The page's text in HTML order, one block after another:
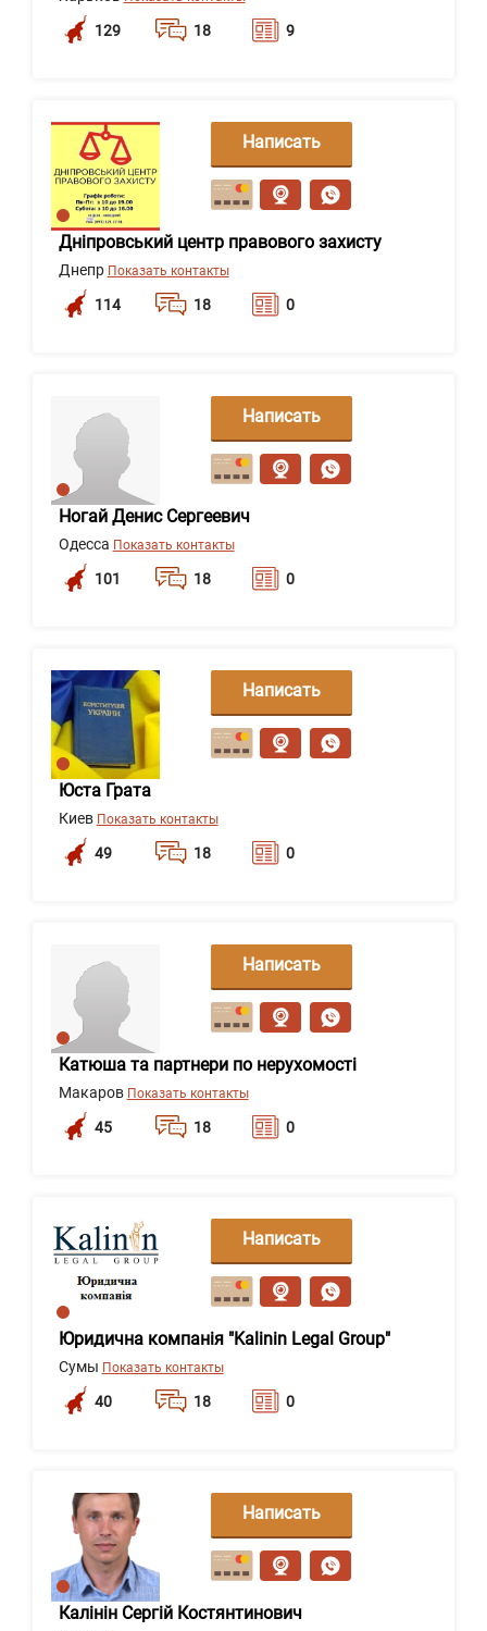
129 18 9
Дніпровський центр правового захисту
Днепр Показать контакты
114 18 0
Написать
сообщение
Ногай Денис Сергеевич
Одесса Показать контакты
101 18 0
Написать
сообщение
Юста Грата
Киев Показать контакты
49 18 0
Написать
сообщение
Катюша та партнери по нерухомості
Макаров Показать контакты
45 18 0
Написать
сообщение
Юридична компанія "Kalinin Legal Group"
Сумы Показать контакты
40 18 0
Написать
сообщение
Калінін Сергій Костянтинович
Написать
сообщение